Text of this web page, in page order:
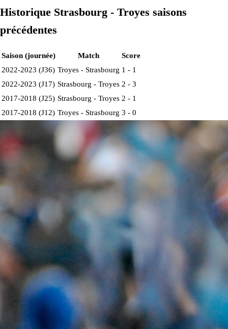
Historique Strasbourg - Troyes saisons
précédentes
Saison (journée) Match
Score
2022-2023 (J36) Troyes - Strasbourg 1 - 1
2022-2023 (J17) Strasbourg - Troyes 2 - 3
2017-2018 (J25) Strasbourg - Troyes 2 - 1
2017-2018 (J12) Troyes - Strasbourg 3 - 0